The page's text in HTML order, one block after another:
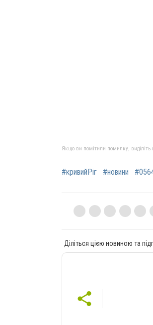
Якщо ви помітили помилку, виділіть
#кривийРіг #новини
Діліться цією новиною та